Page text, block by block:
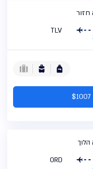
חזור
TLV
הלוך
ORD